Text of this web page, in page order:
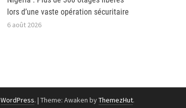
lors d’une vaste opération sécuritaire
6 août 2026
WordPress. | Theme: Awaken byThemezHut.